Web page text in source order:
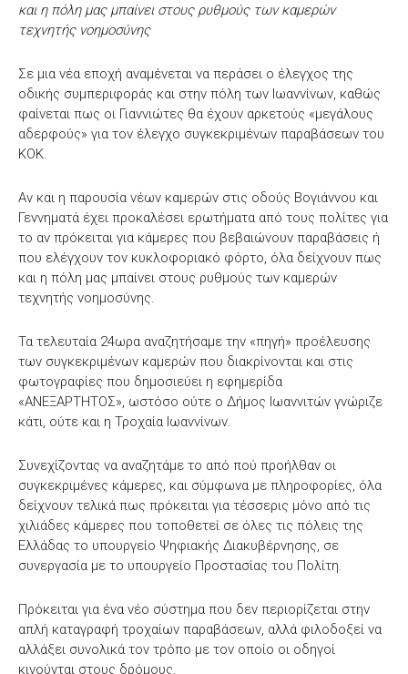
και η πόλη μας μπαίνει στους ρυθμούς των καμερών
τεχνητής νοημοσύνης
Σε μια νέα εποχή αναμένεται να περάσει ο έλεγχος της
οδικής συμπεριφοράς και στην πόλη των Ιωαννίνων, καθώς
φαίνεται πως οι Γιαννιώτες θα έχουν αρκετούς «μεγάλους
αδερφούς» για τον έλεγχο συγκεκριμένων παραβάσεων του
ΚΟΚ.
Αν και η παρουσία νέων καμερών στις οδούς Βογιάννου και
Γεννηματά έχει προκαλέσει ερωτήματα από τους πολίτες για
το αν πρόκειται για κάμερες που βεβαιώνουν παραβάσεις ή
που ελέγχουν τον κυκλοφοριακό φόρτο, όλα δείχνουν πως
και η πόλη μας μπαίνει στους ρυθμούς των καμερών
τεχνητής νοημοσύνης.
Τα τελευταία 24ωρα αναζητήσαμε την «πηγή» προέλευσης
των συγκεκριμένων καμερών που διακρίνονται και στις
φωτογραφίες που δημοσιεύει η εφημερίδα
«ΑΝΕΞΑΡΤΗΤΟΣ», ωστόσο ούτε ο Δήμος Ιωαννιτών γνώριζε
κάτι, ούτε και η Τροχαία Ιωαννίνων.
Συνεχίζοντας να αναζητάμε το από πού προήλθαν οι
συγκεκριμένες κάμερες, και σύμφωνα με πληροφορίες, όλα
δείχνουν τελικά πως πρόκειται για τέσσερις μόνο από τις
χιλιάδες κάμερες που τοποθετεί σε όλες τις πόλεις της
Ελλάδας το υπουργείο Ψηφιακής Διακυβέρνησης, σε
συνεργασία με το υπουργείο Προστασίας του Πολίτη.
Πρόκειται για ένα νέο σύστημα που δεν περιορίζεται στην
απλή καταγραφή τροχαίων παραβάσεων, αλλά φιλοδοξεί να
αλλάξει συνολικά τον τρόπο με τον οποίο οι οδηγοί
κινούνται στους δρόμους.